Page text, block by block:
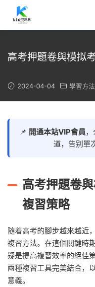
高考押題卷與模拟
2024-04-04 學習方法
📌 開通本站VIP會員
道，告别單
高考押題卷
複習策略
随着高考的腳步越來越近
複習方法。在這個關鍵時
疑是提高複習效率的絕佳
兩種複習工具完美結合，
意義。